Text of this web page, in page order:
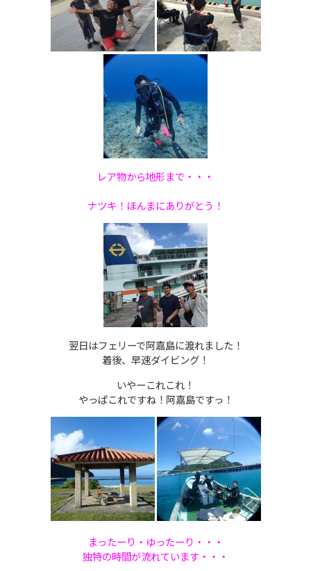
レア物から地形まで・・・
ナツキ！ほんまにありがとう！
翌日はフェリーで阿嘉島に渡れました！
着後、早速ダイビング！
いやーこれこれ！
やっぱこれですね！阿嘉島ですっ！
まったーり・ゆったーり・・・
独特の時間が流れています・・・